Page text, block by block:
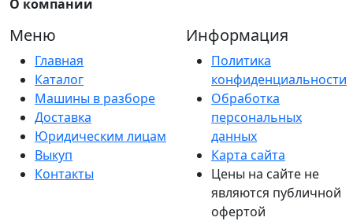
О компании
Меню
Главная
Каталог
Машины в разборе
Доставка
Юридическим лицам
Выкуп
Контакты
Информация
Политика
конфиденциальности
Обработка
персональных
данных
Карта сайта
Цены на сайте не
являются публичной
офертой